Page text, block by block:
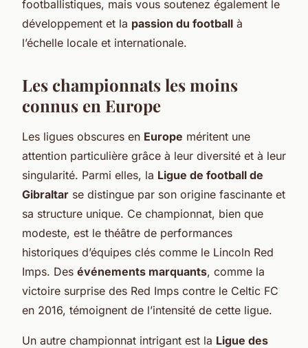
footballistiques, mais vous soutenez également le
développement et la passion du football à
l’échelle locale et internationale.
Les championnats les moins
connus en Europe
Les ligues obscures en Europe méritent une
attention particulière grâce à leur diversité et à leur
singularité. Parmi elles, la Ligue de football de
Gibraltar se distingue par son origine fascinante et
sa structure unique. Ce championnat, bien que
modeste, est le théâtre de performances
historiques d’équipes clés comme le Lincoln Red
Imps. Des événements marquants, comme la
victoire surprise des Red Imps contre le Celtic FC
en 2016, témoignent de l’intensité de cette ligue.
Un autre championnat intrigant est la Ligue des